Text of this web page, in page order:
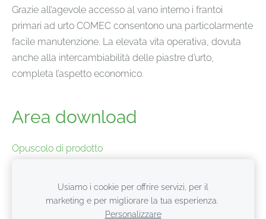
Grazie all’agevole accesso al vano interno i frantoi
primari ad urto COMEC consentono una particolarmente
facile manutenzione. La elevata vita operativa, dovuta
anche alla intercambiabilità delle piastre d’urto,
completa l’aspetto economico.
Area download
Opuscolo di prodotto
Usiamo i cookie per offrire servizi, per il
marketing e per migliorare la tua esperienza.
Personalizzare